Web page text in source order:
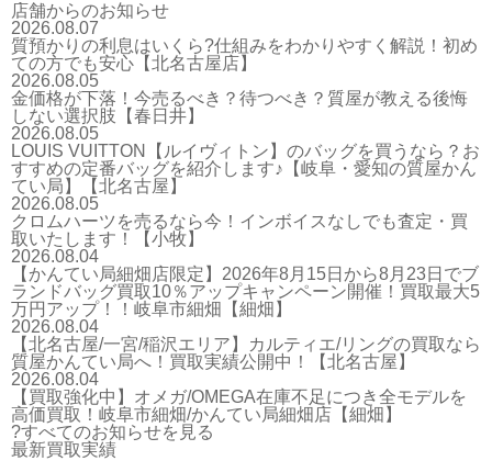
店舗からのお知らせ
2026.08.07
質預かりの利息はいくら?仕組みをわかりやすく解説！初め
ての方でも安心【北名古屋店】
2026.08.05
金価格が下落！今売るべき？待つべき？質屋が教える後悔
しない選択肢【春日井】
2026.08.05
LOUIS VUITTON【ルイヴィトン】のバッグを買うなら？お
すすめの定番バッグを紹介します♪【岐阜・愛知の質屋かん
てい局】【北名古屋】
2026.08.05
クロムハーツを売るなら今！インボイスなしでも査定・買
取いたします！【小牧】
2026.08.04
【かんてい局細畑店限定】2026年8月15日から8月23日でブ
ランドバッグ買取10％アップキャンペーン開催！買取最大5
万円アップ！！岐阜市細畑【細畑】
2026.08.04
【北名古屋/一宮/稲沢エリア】カルティエ/リングの買取なら
質屋かんてい局へ！買取実績公開中！【北名古屋】
2026.08.04
【買取強化中】オメガ/OMEGA在庫不足につき全モデルを
高価買取！岐阜市細畑/かんてい局細畑店【細畑】
?すべてのお知らせを見る
最新買取実績